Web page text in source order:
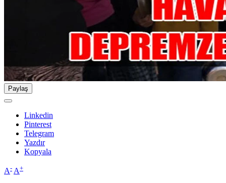
Paylaş
Linkedin
Pinterest
Telegram
Yazdır
Kopyala
A- A+